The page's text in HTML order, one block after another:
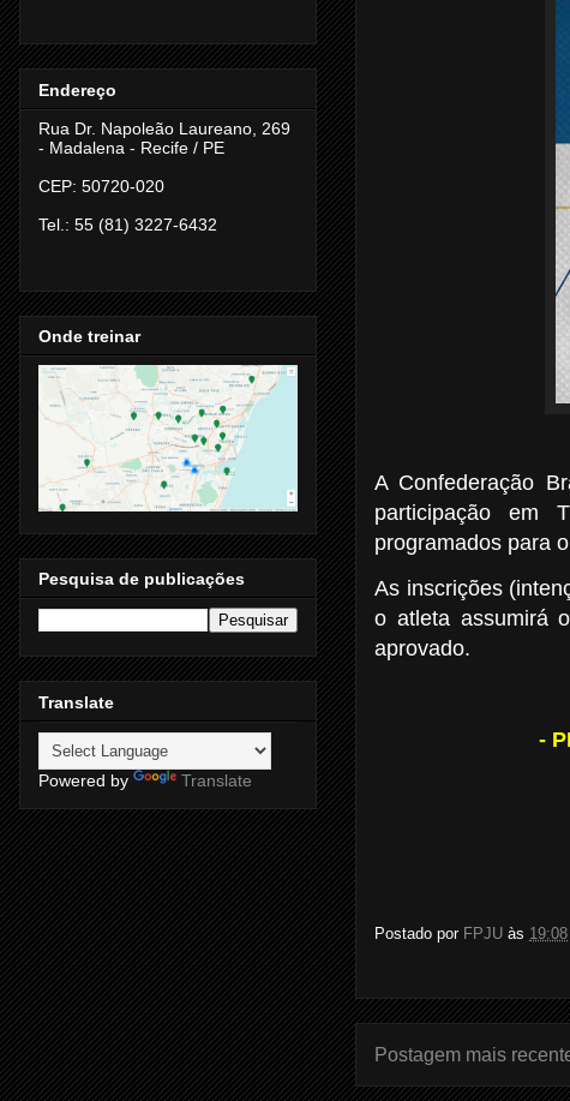
A Confederação
participação em
programados para
As inscrições
o atleta assumirá
aprovado.
-
Postado por FPJU às 19:08
Postagem mais
Endereço
Rua Dr. Napoleão Laureano, 269
- Madalena - Recife / PE
CEP: 50720-020
Tel.: 55 (81) 3227-6432
Onde treinar
Pesquisa de publicações
Translate
Powered by Translate